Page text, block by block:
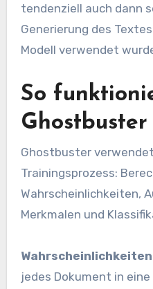
tendenziell auch dann
Generierung des
Modell verwendet
So
Ghostbuster
Ghostbuster
Trainingsprozess:
Wahrscheinlichkeiten,
Merkmalen und
jedes Dokument in